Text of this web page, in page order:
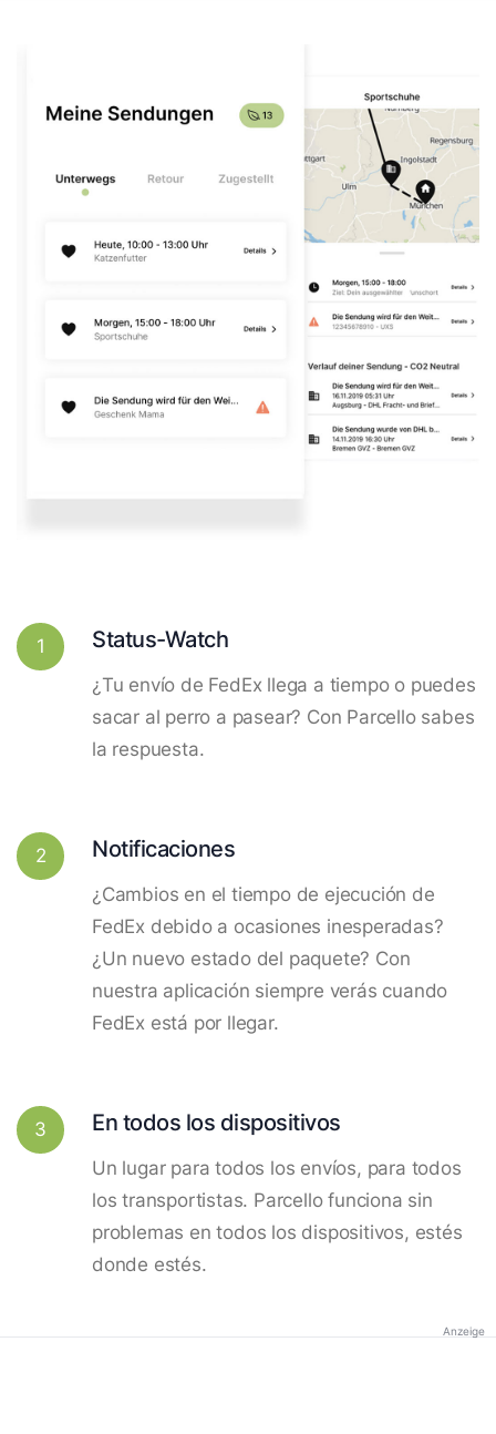
1 Status-Watch
¿Tu envío de FedEx llega a tiempo o puedes
sacar al perro a pasear? Con Parcello sabes
la respuesta.
2 Notificaciones
¿Cambios en el tiempo de ejecución de
FedEx debido a ocasiones inesperadas?
¿Un nuevo estado del paquete? Con
nuestra aplicación siempre verás cuando
FedEx está por llegar.
3 En todos los dispositivos
Un lugar para todos los envíos, para todos
los transportistas. Parcello funciona sin
problemas en todos los dispositivos, estés
donde estés.
Anzeige